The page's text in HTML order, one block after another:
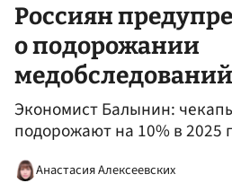
Россиян
о подорожании
медобследований
Экономист Балынин:
подорожают на 10% в 2025
Анастасия Алексеевских